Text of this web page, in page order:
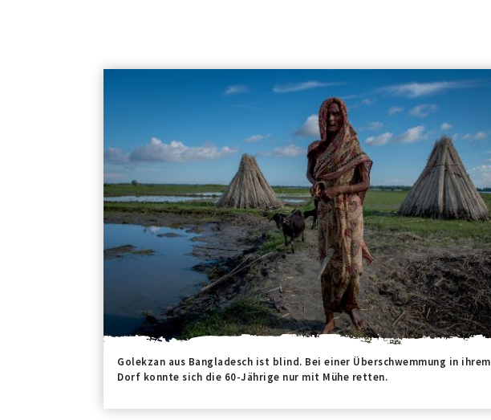
Golekzan aus Bangladesch ist blind. Bei einer Überschwemmung in ihrem
Dorf konnte sich die 60-Jährige nur mit Mühe retten.